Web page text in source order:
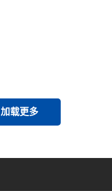
加载更多